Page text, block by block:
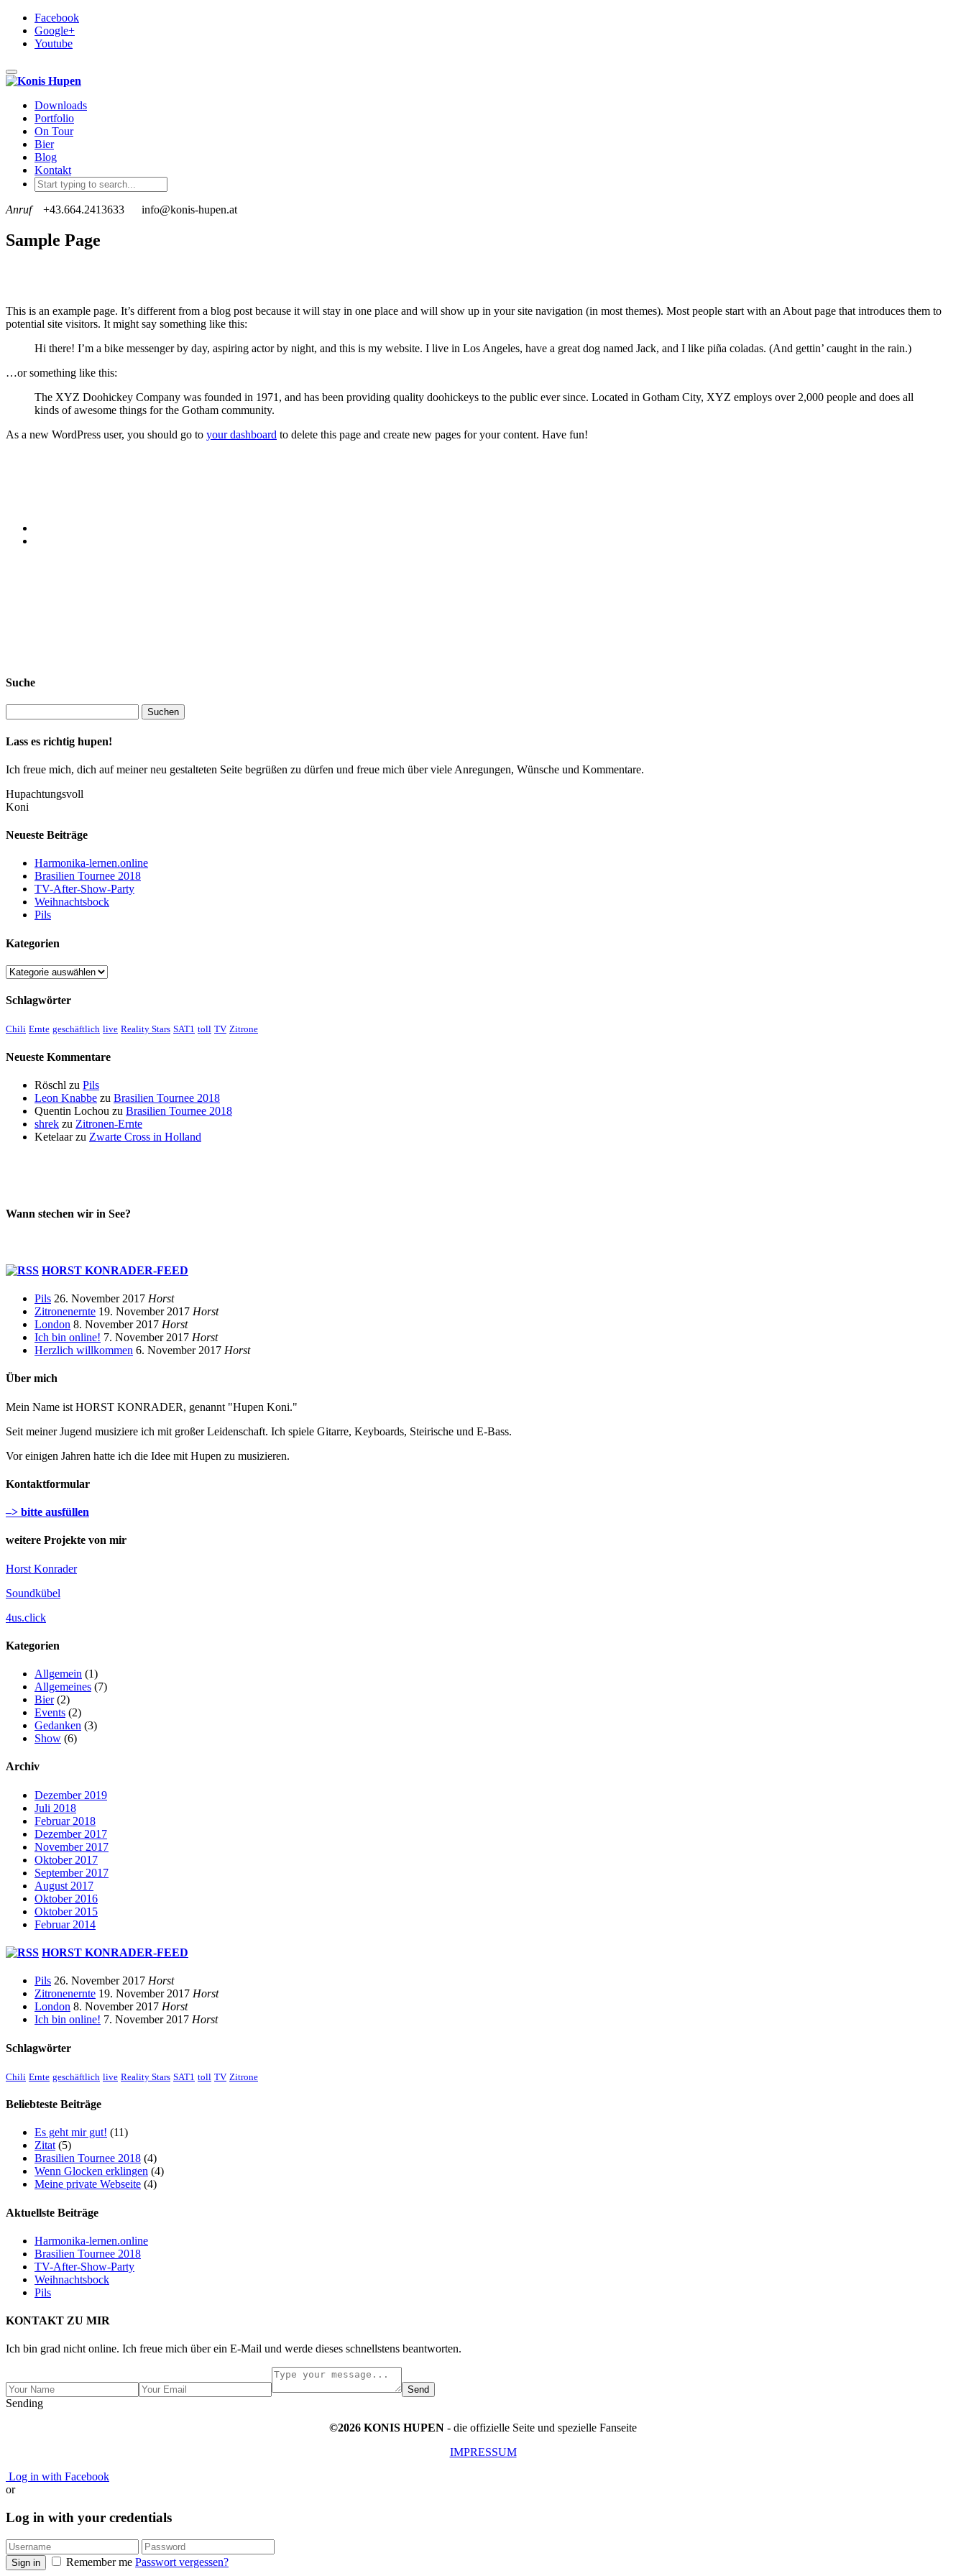
Facebook
Google+
Youtube
Toggle navigation
Downloads
Portfolio
On Tour
Bier
Blog
Kontakt
Anruf +43.664.2413633 info@konis-hupen.at
Sample Page
This is an example page. It’s different from a blog post because it will stay in one place and will show up in your site navigation (in most themes). Most people start with an About page that introduces them to
potential site visitors. It might say something like this:
Hi there! I’m a bike messenger by day, aspiring actor by night, and this is my website. I live in Los Angeles, have a great dog named Jack, and I like piña coladas. (And gettin’ caught in the rain.)
…or something like this:
The XYZ Doohickey Company was founded in 1971, and has been providing quality doohickeys to the public ever since. Located in Gotham City, XYZ employs over 2,000 people and does all
kinds of awesome things for the Gotham community.
As a new WordPress user, you should go to your dashboard to delete this page and create new pages for your content. Have fun!
Suche
Lass es richtig hupen!
Ich freue mich, dich auf meiner neu gestalteten Seite begrüßen zu dürfen und freue mich über viele Anregungen, Wünsche und Kommentare.
Hupachtungsvoll
Koni
Neueste Beiträge
Harmonika-lernen.online
Brasilien Tournee 2018
TV-After-Show-Party
Weihnachtsbock
Pils
Kategorien
Kategorien
Schlagwörter
Chili Ernte geschäftlich live Reality Stars SAT1 toll TV Zitrone
Neueste Kommentare
Röschl zu Pils
Leon Knabbe zu Brasilien Tournee 2018
Quentin Lochou zu Brasilien Tournee 2018
shrek zu Zitronen-Ernte
Ketelaarzu Zwarte Cross in Holland
Wann stechen wir in See?
HORST KONRADER-FEED
Pils 26. November 2017 Horst
Zitronenernte 19. November 2017 Horst
London 8. November 2017 Horst
Ich bin online! 7. November 2017 Horst
Herzlich willkommen 6. November 2017 Horst
Über mich
Mein Name ist HORST KONRADER, genannt "Hupen Koni."
Seit meiner Jugend musiziere ich mit großer Leidenschaft. Ich spiele Gitarre, Keyboards, Steirische und E-Bass.
Vor einigen Jahren hatte ich die Idee mit Hupen zu musizieren.
Kontaktformular
–> bitte ausfüllen
weitere Projekte von mir
Horst Konrader
Soundkübel
4us.click
Kategorien
Allgemein (1)
Allgemeines (7)
Bier(2)
Events (2)
Gedanken (3)
Show (6)
Archiv
Dezember 2019
Juli 2018
Februar 2018
Dezember 2017
November 2017
Oktober 2017
September 2017
August 2017
Oktober 2016
Oktober 2015
Februar 2014
HORST KONRADER-FEED
Pils 26. November 2017 Horst
Zitronenernte 19. November 2017 Horst
London 8. November 2017 Horst
Ich bin online! 7. November 2017 Horst
Schlagwörter
Chili Ernte geschäftlich live Reality Stars SAT1 toll TV Zitrone
Beliebteste Beiträge
Es geht mir gut! (11)
Zitat (5)
Brasilien Tournee 2018 (4)
Wenn Glocken erklingen (4)
Meine private Webseite (4)
Aktuellste Beiträge
Harmonika-lernen.online
Brasilien Tournee 2018
TV-After-Show-Party
Weihnachtsbock
Pils
KONTAKT ZU MIR
Ich bin grad nicht online. Ich freue mich über ein E-Mail und werde dieses schnellstens beantworten.
Send
Sending
©2026 KONIS HUPEN - die offizielle Seite und spezielle Fanseite
IMPRESSUM
Log in with Facebook
or
Log in with your credentials
Sign in Remember me Passwort vergessen?